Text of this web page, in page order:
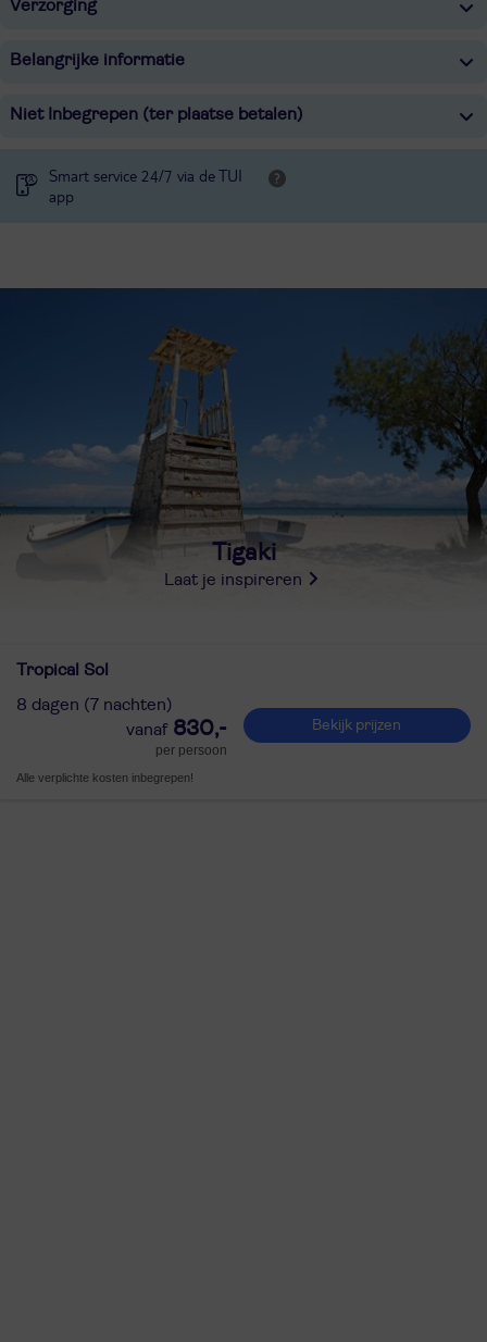
Verzorging
Belangrijke informatie
Niet Inbegrepen (ter plaatse betalen)
Smart service 24/7 via de TUI
app
Tigaki
Laat je inspireren
Tropical Sol
8 dagen (7 nachten)
830,-
per persoon
Bekijk prijzen
Alle verplichte kosten inbegrepen!